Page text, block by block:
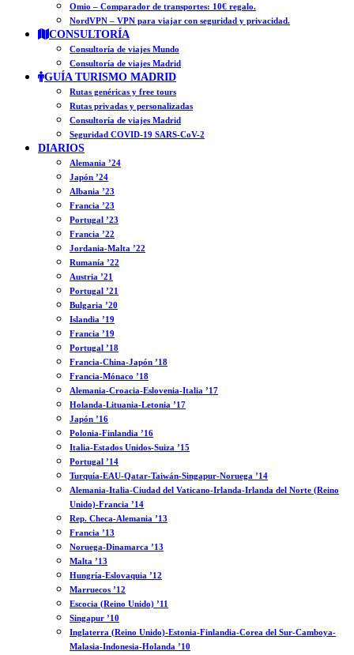
Omio – Comparador de transportes: 10€ regalo.
NordVPN – VPN para viajar con seguridad y privacidad.
CONSULTORÍA
Consultoría de viajes Mundo
Consultoría de viajes Madrid
GUÍA TURISMO MADRID
Rutas genéricas y free tours
Rutas privadas y personalizadas
Consultoría de viajes Madrid
Seguridad COVID-19 SARS-CoV-2
DIARIOS
Alemania ’24
Japón ’24
Albania ’23
Francia ’23
Portugal ’23
Francia ’22
Jordania-Malta ’22
Rumanía ’22
Austria ’21
Portugal ’21
Bulgaria ’20
Islandia ’19
Francia ’19
Portugal ’18
Francia-China-Japón ’18
Francia-Mónaco ’18
Alemania-Croacia-Eslovenia-Italia ’17
Holanda-Lituania-Letonia ’17
Japón ’16
Polonia-Finlandia ’16
Italia-Estados Unidos-Suiza ’15
Portugal ’14
Turquía-EAU-Qatar-Taiwán-Singapur-Noruega ’14
Alemania-Italia-Ciudad del Vaticano-Irlanda-Irlanda del Norte (Reino
Unido)-Francia ’14
Rep. Checa-Alemania ’13
Francia ’13
Noruega-Dinamarca ’13
Malta ’13
Hungría-Eslovaquia ’12
Marruecos ’12
Escocia (Reino Unido) ’11
Singapur ’10
Inglaterra (Reino Unido)-Estonia-Finlandia-Corea del Sur-Camboya-
Malasia-Indonesia-Holanda ’10